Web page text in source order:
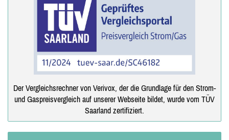
Der Vergleichsrechner von Verivox, der die Grundlage für den Strom-
und Gaspreisvergleich auf unserer Webseite bildet, wurde vom TÜV
Saarland zertifiziert.